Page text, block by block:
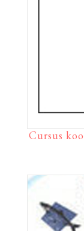
Cursus